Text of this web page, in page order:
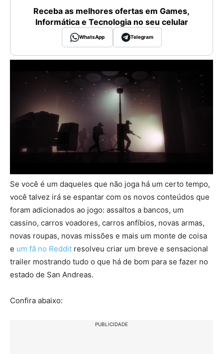
Receba as melhores ofertas em Games,
Informática e Tecnologia no seu celular
WhatsApp Telegram
Se você é um daqueles que não joga há um certo tempo,
você talvez irá se espantar com os novos conteúdos que
foram adicionados ao jogo: assaltos a bancos, um
cassino, carros voadores, carros anfíbios, novas armas,
novas roupas, novas missões e mais um monte de coisa
e um fã no Reddit resolveu criar um breve e sensacional
trailer mostrando tudo o que há de bom para se fazer no
estado de San Andreas.
Confira abaixo:
PUBLICIDADE